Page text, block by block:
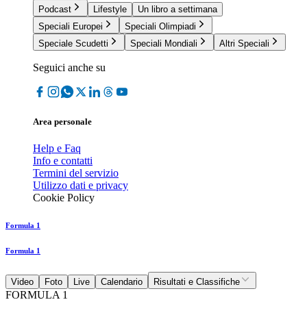
Podcast
Lifestyle
Un libro a settimana
Speciali Europei
Speciali Olimpiadi
Speciale Scudetti
Speciali Mondiali Altri Speciali
Seguici anche su
Area personale
Help e Faq
Info e contatti
Termini del servizio
Utilizzo dati e privacy
Cookie Policy
Formula 1
Formula 1
Video Foto Live Calendario Risultati e Classifiche
FORMULA 1